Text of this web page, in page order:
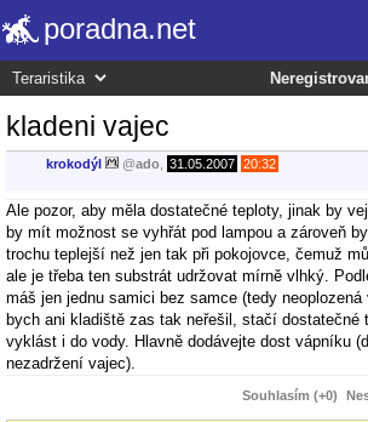
poradna.net
kladeni vajec
krokodýl @ado 31.05.2007 20:32
Ale pozor, aby měla dostatečné teploty, jinak by
by mít možnost se vyhřát pod lampou a zároveň
trochu teplejší než jen tak při pokojovce, čemuž
ale je třeba ten substrát udržovat mírně vlhký.
máš jen jednu samici bez samce (tedy
bych ani kladiště zas tak neřešil, stačí dostatečné
vyklást i do vody. Hlavně dodávejte dost vápníku
nezadržení vajec).
Souhlasím (+0)